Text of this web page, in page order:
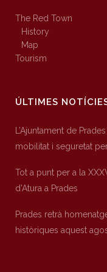
The Red Town
History
Map
Tourism
ÚLTIMES
L’Ajuntament de
mobilitat i seguretat
Tot a punt per a la
d’Atura a Prades
Prades retrà
històriques aquest